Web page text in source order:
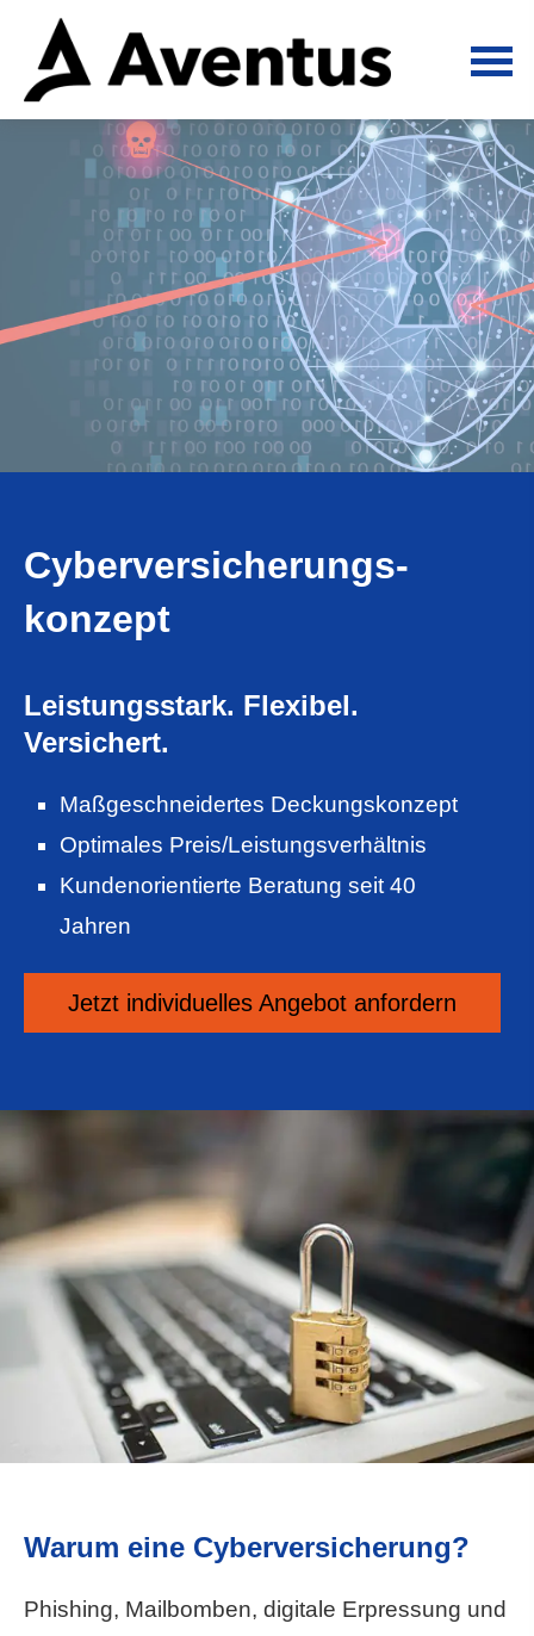
Cyberversicherungs­
konzept
Leistungsstark. Flexibel.
Versichert.
Maßgeschneidertes Deckungskonzept
Optimales Preis/Leistungsverhältnis
Kundenorientierte Beratung seit 40
Jahren
Jetzt individuelles An­ge­bot an­for­dern
Warum eine Cyberversicherung?
Phishing, Mailbomben, digitale Erpressung und